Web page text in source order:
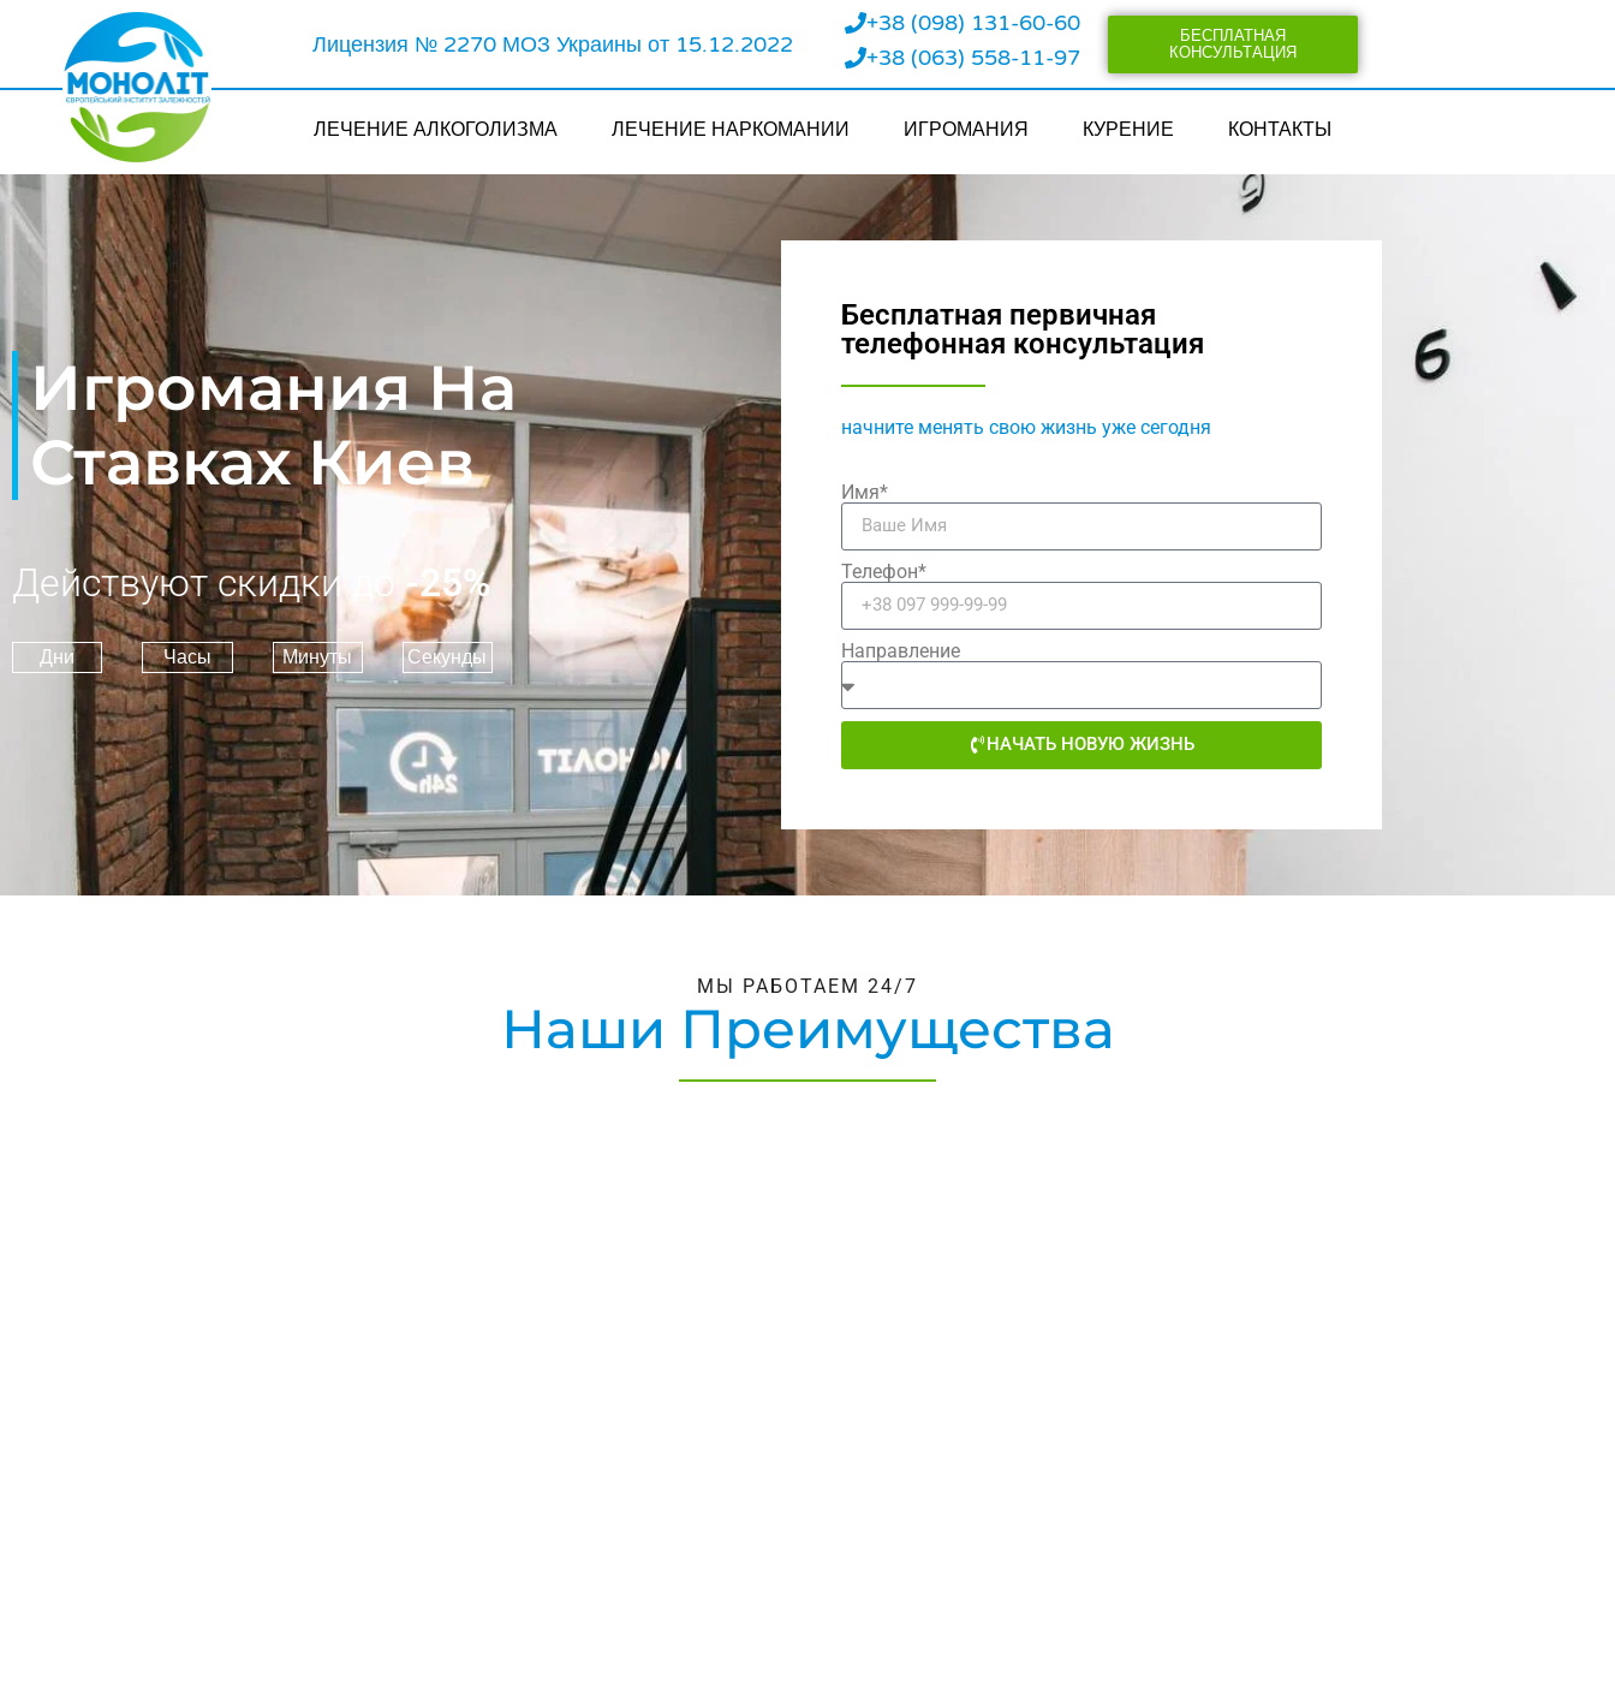
Лицензия № 2270 МОЗ Украины от 15.12.2022
+38 (098) 131-60-60
+38 (063) 558-11-97
БЕСПЛАТНАЯ
КОНСУЛЬТАЦИЯ
ЛЕЧЕНИЕ АЛКОГОЛИЗМА ЛЕЧЕНИЕ НАРКОМАНИИ ИГРОМАНИЯ КУРЕНИЕ КОНТАКТЫ
Игромания На
Ставках Киев
Действуют скидки до -25%
Дни Часы Минуты Секунды
Бесплатная первичная
телефонная консультация
начните менять свою жизнь уже сегодня
Имя*
Телефон*
Направление
НАЧАТЬ НОВУЮ ЖИЗНЬ
МЫ РАБОТАЕМ 24/7
Наши Преимущества